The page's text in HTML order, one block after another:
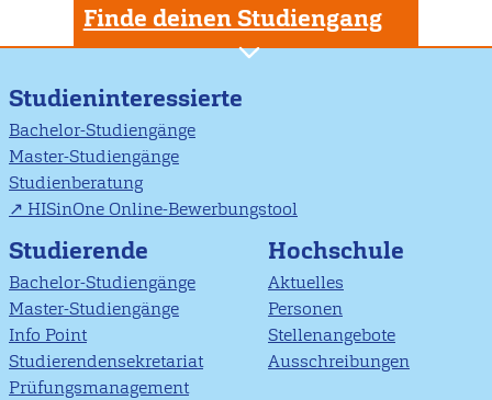
Finde deinen Studiengang
Studieninteressierte
Bachelor-Studiengänge
Master-Studiengänge
Studienberatung
HISinOne Online-Bewerbungstool
Studierende
Bachelor-Studiengänge
Master-Studiengänge
Info Point
Studierendensekretariat
Prüfungsmanagement
Hochschule
Aktuelles
Personen
Stellenangebote
Ausschreibungen